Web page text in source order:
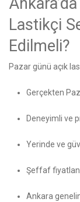
Lastikçi
Edilmeli?
Pazar günü açık
Gerçekten
Deneyimli ve
Yerinde ve
Şeffaf
Ankara